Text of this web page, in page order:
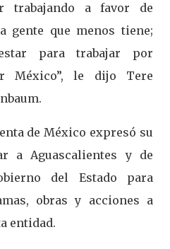
trabajando a favor de
gente que menos tiene;
para trabajar por
México”, le dijo Tere
de México expresó su
a Aguascalientes y de
del Estado para
obras y acciones a
entidad.